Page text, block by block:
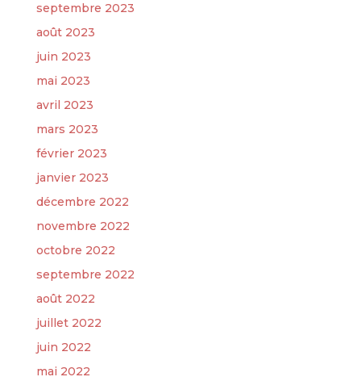
septembre 2023
août 2023
juin 2023
mai 2023
avril 2023
mars 2023
février 2023
janvier 2023
décembre 2022
novembre 2022
octobre 2022
septembre 2022
août 2022
juillet 2022
juin 2022
mai 2022